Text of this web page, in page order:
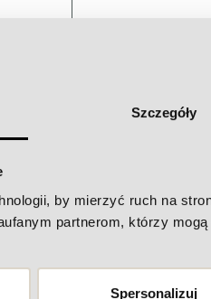
Szczegóły
by mierzyć ruch na
partnerom, którzy
Spersonalizuj
Cennik